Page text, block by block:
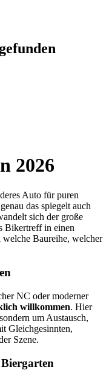
2026
Auto für puren
das spiegelt auch
sich der große
Bikertreff in einen
Baureihe, welcher
NC oder moderner
willkommen. Hier
um Austausch,
Gleichgesinnten,
Szene.